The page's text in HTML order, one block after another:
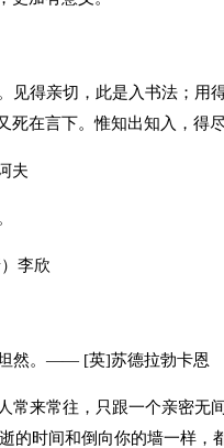
见得亲切，此是入书法；用
在言下。惟知出知入，得尽
夫
李欣
然。—— [英]苏德拉勃卡恩
常来常往，只跟一个亲密无
的时间和倒向你的墙一样，